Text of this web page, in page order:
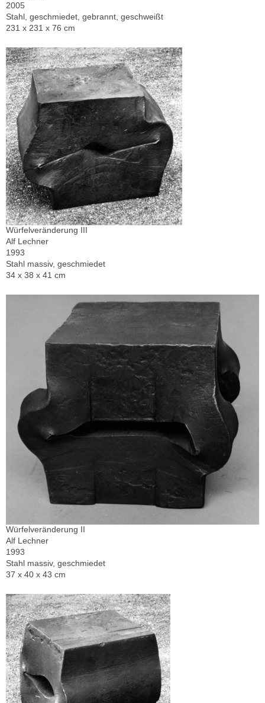
2005
Stahl, geschmiedet, gebrannt, geschweißt
231 x 231 x 76 cm
Würfelveränderung III
Alf Lechner
1993
Stahl massiv, geschmiedet
34 x 38 x 41 cm
Würfelveränderung II
Alf Lechner
1993
Stahl massiv, geschmiedet
37 x 40 x 43 cm